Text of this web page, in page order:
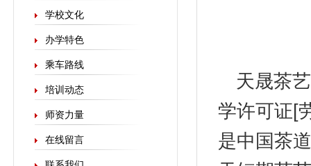
学校文化
办学特色
乘车路线
培训动态
师资力量
在线留言
天晟茶
学许可证[
是中国茶